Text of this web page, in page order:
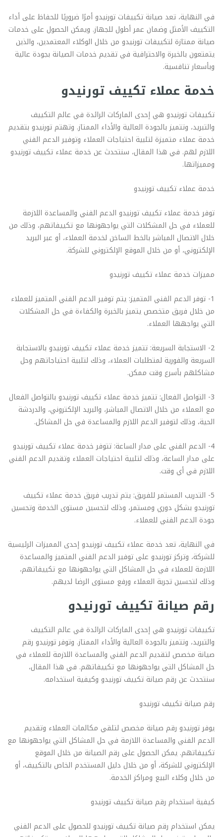
في النهاية، تعد صيانة تكييفات تورنيدو أمرًا ضروريًا للحفاظ على أداء
التكييف الأمثل وضمان عمر أطول للجهاز. ويمكن الحصول على خدمات
صيانة ممتازة لتكييفات تورنيدو من خلال الوكلاء المعتمدين، والذين
يتمتعون بالخبرة والاحترافية في تقديم خدمات الصيانة بجودة عالية
وبأسعار تنافسية.
خدمة عملاء تكييف تورنيدو
تكييفات تورنيدو هي إحدى الماركات الرائدة في عالم التكييف
والتبريد، وتتميز بالجودة العالية والأداء الممتاز. وتهتم تورنيدو بتقديم
خدمة عملاء متميزة لتلبية احتياجات العملاء وتوفير الدعم الفني
اللازم لهم. في هذا المقال، سنتحدث عن خدمة عملاء تكييف تورنيدو
ومميزاتها.
خدمة عملاء تكييف تورنيدو
توفر خدمة عملاء تكييف تورنيدو الدعم الفني والمساعدة اللازمة
للعملاء في حل المشكلات التي يواجهونها مع تكييفاتهم، وذلك من
خلال الاتصال المباشر بالخط الساخن لخدمة العملاء، أو عبر البريد
الإلكتروني، أو من خلال الموقع الإلكتروني للشركة.
مميزات خدمة عملاء تكييف تورنيدو
1- توفر الدعم الفني المتميز: يتم توفير الدعم الفني المتميز للعملاء
من خلال فريق متخصص يتميز بالخبرة والكفاءة في حل المشكلات
التي يواجهها العملاء.
2- الاستجابة السريعة: تتميز خدمة عملاء تكييف تورنيدو بالاستجابة
السريعة والفورية لمتطلبات العملاء، وذلك لتلبية احتياجاتهم وحل
مشاكلهم بأسرع وقت ممكن.
3- التواصل الفعال: تتميز خدمة عملاء تكييف تورنيدو بالتواصل الفعال
مع العملاء من خلال الاتصال المباشر، والبريد الإلكتروني، والدردشة
الحية، وذلك لتوفير الدعم اللازم والمساعدة في حل المشاكل.
4- الدعم الفني على مدار الساعة: تتوفر خدمة عملاء تكييف تورنيدو
على مدار الساعة، وذلك لتلبية احتياجات العملاء وتقديم الدعم الفني
اللازم في أي وقت.
5- التدريب المستمر للفريق: يتم تدريب فريق خدمة عملاء تكييف
تورنيدو بشكل دوري ومستمر، وذلك لتحسين مستوى الخدمة وتحسين
جودة الدعم الفني للعملاء.
في النهاية، تعد خدمة عملاء تكييف تورنيدو إحدى المميزات الرئيسية
للشركة، وتركز تورنيدو على توفير الدعم الفني المتميز والمساعدة
اللازمة للعملاء في حل المشاكل التي يواجهونها مع تكييفاتهم،
وذلك لتحسين تجربة العملاء ورفع مستوى الرضا لديهم.
رقم صيانة تكييف تورنيدو
تكييفات تورنيدو هي إحدى الماركات الرائدة في عالم التكييف
والتبريد، وتتميز بالجودة العالية والأداء الممتاز. وتوفر تورنيدو رقم
صيانة مخصص لتقديم الدعم الفني والمساعدة اللازمة للعملاء في
حل المشاكل التي يواجهونها مع تكييفاتهم. في هذا المقال،
سنتحدث عن رقم صيانة تكييف تورنيدو وكيفية استخدامه.
رقم صيانة تكييف تورنيدو
يوفر تورنيدو رقم صيانة مخصص لتلقي مكالمات العملاء وتقديم
الدعم الفني والمساعدة اللازمة في حل المشاكل التي يواجهونها مع
تكييفاتهم. يمكن الحصول على رقم الصيانة من خلال الموقع
الإلكتروني للشركة، أو من خلال دليل المستخدم الخاص بالتكييف، أو
من خلال وكلاء البيع ومراكز الخدمة.
كيفية استخدام رقم صيانة تكييف تورنيدو
يمكن استخدام رقم صيانة تكييف تورنيدو للحصول على الدعم الفني